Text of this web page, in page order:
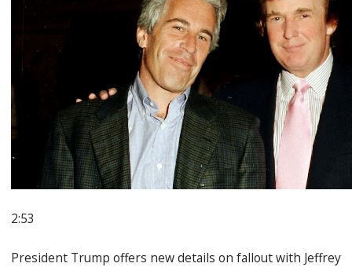
2:53
President Trump offers new details on fallout with Jeffrey